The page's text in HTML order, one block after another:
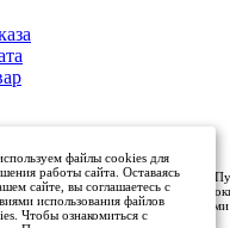
(описания и цены), не относится к
Окончательная цена, условия и
товаров - уточняются
файлы cookies для
работы сайта. Оставаясь
сайте, вы соглашаетесь с
использования файлов
Чтобы ознакомиться с